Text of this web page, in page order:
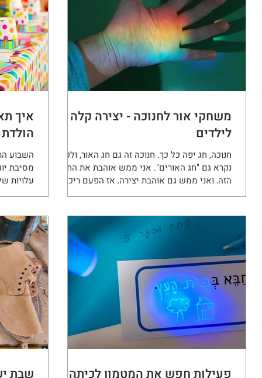
משחקי אור לחנוכה - יצירה קלה
לילדים
חנוכה, חג יפה כל כך. חנוכה זה גם חג האור, ולכן
נקרא גם "חג האורים". אני ממש אוהבת את החג
הזה, ואני ממש גם אוהבת יצירה, אז הפעם ריכזתי
כמה...
איך
השבוע
מסיבת
עלויות
לעשות
פעילות חפש את המטמון לכיתה א' שבת